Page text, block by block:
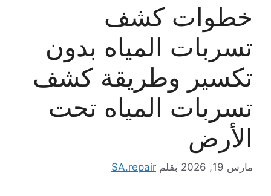
خطوات كشف
تسربات المياه بدون
تكسير وطريقة كشف
تسربات المياه تحت
الأرض
مارس 19, 2026 بقلم SA.repair